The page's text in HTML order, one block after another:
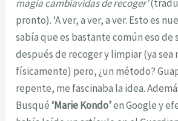
magia cambiavídas de recoger’
pronto). ‘A ver, a ver, a ver. Esto es
sabía que es bastante común eso de
después de recoger y limpiar (ya
físicamente) pero, ¿un método?
repente, me fascinaba la idea.
Busqué‘Marie Kondo’en Google y